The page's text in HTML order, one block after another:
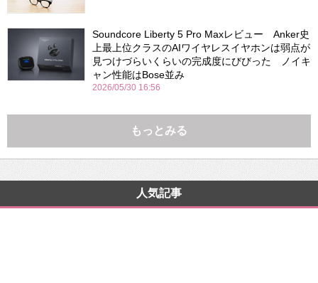
Soundcore Liberty 5 Pro Maxレビュー Anker史
上最上位クラスのAIワイヤレスイヤホンは弱点が
見つけづらいくらいの完成度にびびった ノイキ
ャン性能はBose並み
2026/05/30 16:56
もっとみる
人気記事